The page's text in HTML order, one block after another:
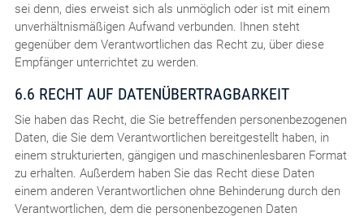
sei denn, dies erweist sich als unmöglich oder ist mit einem
unverhältnismäßigen Aufwand verbunden. Ihnen steht
gegenüber dem Verantwortlichen das Recht zu, über diese
Empfänger unterrichtet zu werden.
6.6 RECHT AUF DATENÜBERTRAGBARKEIT
Sie haben das Recht, die Sie betreffenden personenbezogenen
Daten, die Sie dem Verantwortlichen bereitgestellt haben, in
einem strukturierten, gängigen und maschinenlesbaren Format
zu erhalten. Außerdem haben Sie das Recht diese Daten
einem anderen Verantwortlichen ohne Behinderung durch den
Verantwortlichen, dem die personenbezogenen Daten